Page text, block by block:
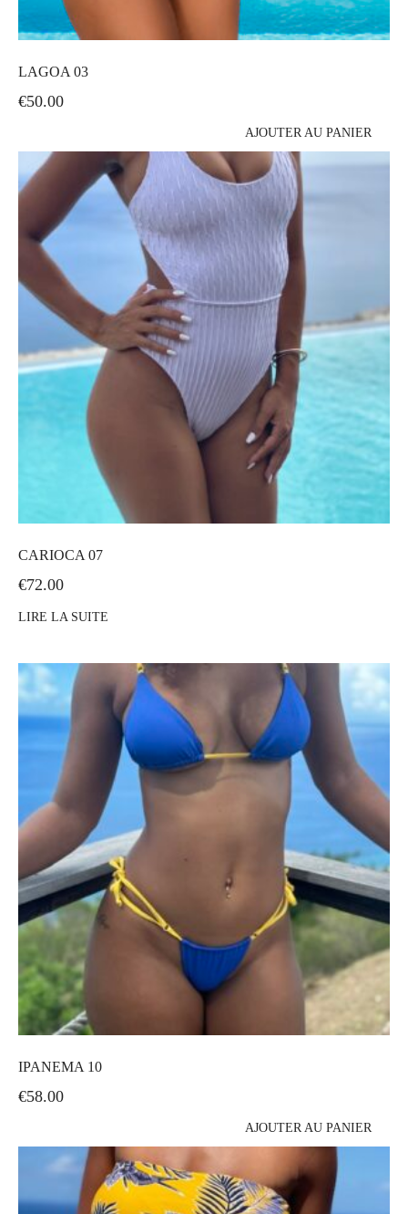
LAGOA 03
€50.00
AJOUTER AU PANIER
CARIOCA 07
€72.00
LIRE LA SUITE
IPANEMA 10
€58.00
AJOUTER AU PANIER